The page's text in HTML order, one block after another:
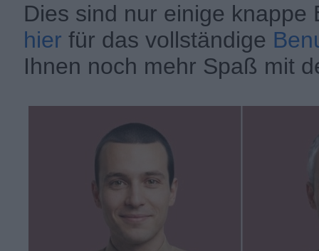
Dies sind nur einige
hier für das vollständige
Ihnen noch mehr Spaß mit